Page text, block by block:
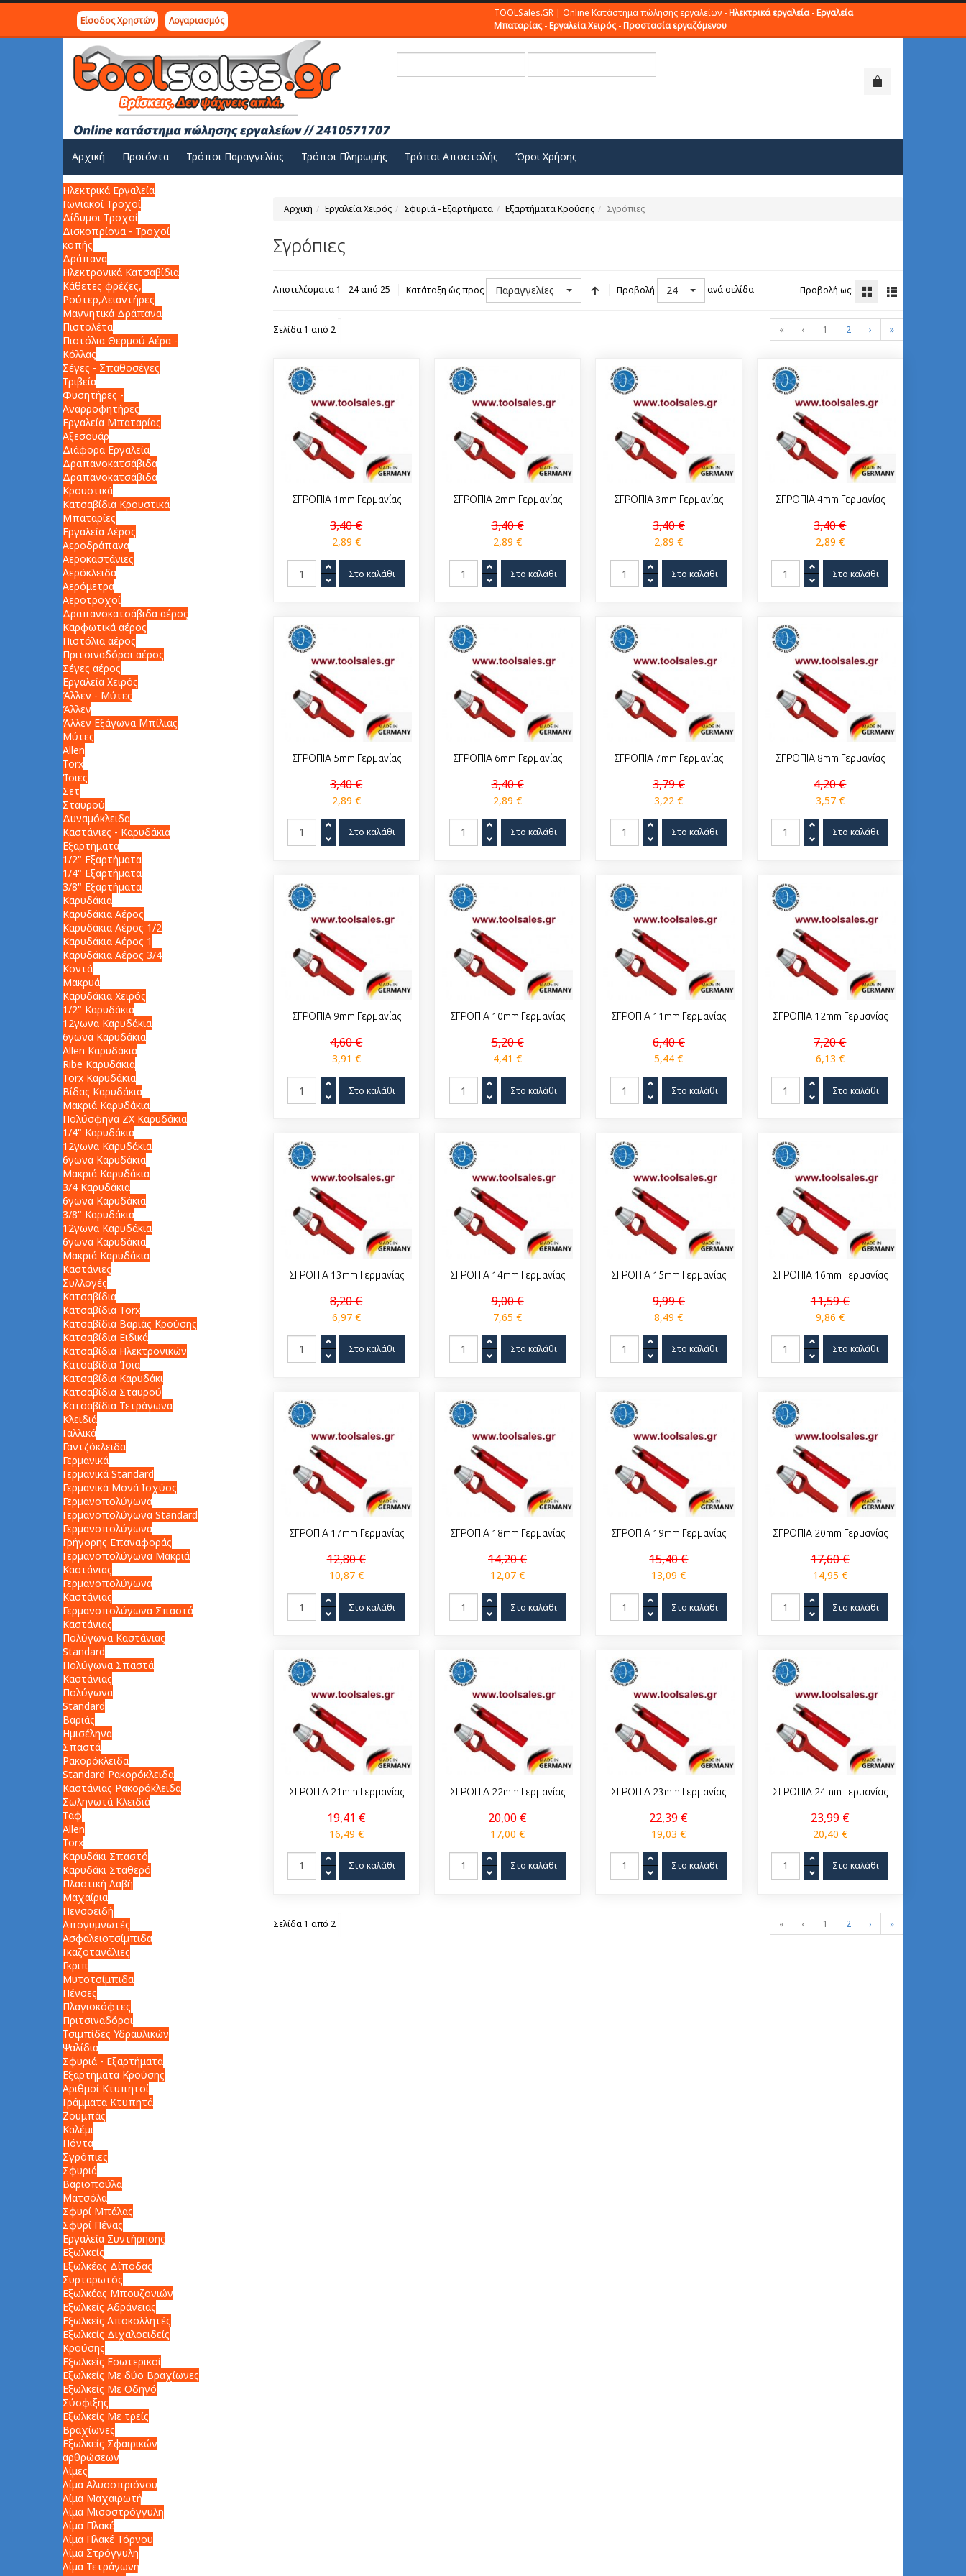
Είσοδος Χρηστών Λογαριασμός
TOOLSales.GR | Online Κατάστημα πώλησης εργαλείων -Ηλεκτρικά εργαλεία-Εργαλεία
Μπαταρίας-Εργαλεία Χειρός-Προστασία εργαζόμενου
Αρχική Προϊόντα Τρόποι Παραγγελίας Τρόποι Πληρωμής Τρόποι Αποστολής Όροι Χρήσης
Αρχική Εργαλεία Χειρός Σφυριά - Εξαρτήματα Εξαρτήματα Κρούσης Σγρόπιες
Σγρόπιες
Αποτελέσματα 1 - 24 από 25 Κατάταξη ώς προς Παραγγελίες Προβολή 24 ανά σελίδα Προβολή ως:
Σελίδα 1 από 2 « ‹ 1 2 › »
ΣΓΡΟΠΙΑ 1mm Γερμανίας
3,40 €
2,89 €
ΣΓΡΟΠΙΑ 2mm Γερμανίας
3,40 €
2,89 €
ΣΓΡΟΠΙΑ 3mm Γερμανίας
3,40 €
2,89 €
ΣΓΡΟΠΙΑ 4mm Γερμανίας
3,40 €
2,89 €
ΣΓΡΟΠΙΑ 5mm Γερμανίας
3,40 €
2,89 €
ΣΓΡΟΠΙΑ 6mm Γερμανίας
3,40 €
2,89 €
ΣΓΡΟΠΙΑ 7mm Γερμανίας
3,79 €
3,22 €
ΣΓΡΟΠΙΑ 8mm Γερμανίας
4,20 €
3,57 €
ΣΓΡΟΠΙΑ 9mm Γερμανίας
4,60 €
3,91 €
ΣΓΡΟΠΙΑ 10mm Γερμανίας
5,20 €
4,41 €
ΣΓΡΟΠΙΑ 11mm Γερμανίας
6,40 €
5,44 €
ΣΓΡΟΠΙΑ 12mm Γερμανίας
7,20 €
6,13 €
ΣΓΡΟΠΙΑ 13mm Γερμανίας
8,20 €
6,97 €
ΣΓΡΟΠΙΑ 14mm Γερμανίας
9,00 €
7,65 €
ΣΓΡΟΠΙΑ 15mm Γερμανίας
9,99 €
8,49 €
ΣΓΡΟΠΙΑ 16mm Γερμανίας
11,59 €
9,86 €
ΣΓΡΟΠΙΑ 17mm Γερμανίας
12,80 €
10,87 €
ΣΓΡΟΠΙΑ 18mm Γερμανίας
14,20 €
12,07 €
ΣΓΡΟΠΙΑ 19mm Γερμανίας
15,40 €
13,09 €
ΣΓΡΟΠΙΑ 20mm Γερμανίας
17,60 €
14,95 €
ΣΓΡΟΠΙΑ 21mm Γερμανίας
19,41 €
16,49 €
ΣΓΡΟΠΙΑ 22mm Γερμανίας
20,00 €
17,00 €
ΣΓΡΟΠΙΑ 23mm Γερμανίας
22,39 €
19,03 €
ΣΓΡΟΠΙΑ 24mm Γερμανίας
23,99 €
20,40 €
Σελίδα 1 από 2 « ‹ 1 2 › »
Ηλεκτρικά Εργαλεία
Γωνιακοί Τροχοί
Δίδυμοι Τροχοί
Δισκοπρίονα - Τροχοί
κοπής
Δράπανα
Ηλεκτρονικά Κατσαβίδια
Κάθετες φρέζες,
Ρούτερ,Λειαντήρες
Μαγνητικά Δράπανα
Πιστολέτα
Πιστόλια Θερμού Αέρα -
Κόλλας
Σέγες - Σπαθοσέγες
Τριβεία
Φυσητήρες -
Αναρροφητήρες
Εργαλεία Μπαταρίας
Αξεσουάρ
Διάφορα Εργαλεία
Δραπανοκατσάβιδα
Δραπανοκατσάβιδα
Κρουστικά
Κατσαβίδια Κρουστικά
Μπαταρίες
Εργαλεία Αέρος
Αεροδράπανα
Αεροκαστάνιες
Αερόκλειδα
Αερόμετρα
Αεροτροχοί
Δραπανοκατσάβιδα αέρος
Καρφωτικά αέρος
Πιστόλια αέρος
Πριτσιναδόροι αέρος
Σέγες αέρος
Εργαλεία Χειρός
Άλλεν - Μύτες
Άλλεν
Άλλεν Εξάγωνα Μπίλιας
Μύτες
Allen
Torx
Ίσιες
Σετ
Σταυρού
Δυναμόκλειδα
Καστάνιες - Καρυδάκια
Εξαρτήματα
1/2" Εξαρτήματα
1/4" Εξαρτήματα
3/8" Εξαρτήματα
Καρυδάκια
Καρυδάκια Αέρος
Καρυδάκια Αέρος 1/2
Καρυδάκια Αέρος 1
Καρυδάκια Αέρος 3/4
Κοντά
Μακρυά
Καρυδάκια Χειρός
1/2" Καρυδάκια
12γωνα Καρυδάκια
6γωνα Καρυδάκια
Allen Καρυδάκια
Ribe Καρυδάκια
Torx Καρυδάκια
Βίδας Καρυδάκια
Μακριά Καρυδάκια
Πολύσφηνα ZX Καρυδάκια
1/4" Καρυδάκια
12γωνα Καρυδάκια
6γωνα Καρυδάκια
Μακριά Καρυδάκια
3/4 Καρυδάκια
6γωνα Καρυδάκια
3/8" Καρυδάκια
12γωνα Καρυδάκια
6γωνα Καρυδάκια
Μακριά Καρυδάκια
Καστάνιες
Συλλογές
Κατσαβίδια
Κατσαβίδια Torx
Κατσαβίδια Βαριάς Κρούσης
Κατσαβίδια Ειδικά
Κατσαβίδια Ηλεκτρονικών
Κατσαβίδια Ίσια
Κατσαβίδια Καρυδάκι
Κατσαβίδια Σταυρού
Κατσαβίδια Τετράγωνα
Κλειδιά
Γαλλικά
Γαντζόκλειδα
Γερμανικά
Γερμανικά Standard
Γερμανικά Μονά Ισχύος
Γερμανοπολύγωνα
Γερμανοπολύγωνα Standard
Γερμανοπολύγωνα
Γρήγορης Επαναφοράς
Γερμανοπολύγωνα Μακριά
Καστάνιας
Γερμανοπολύγωνα
Καστάνιας
Γερμανοπολύγωνα Σπαστά
Καστάνιας
Πολύγωνα Καστάνιας
Standard
Πολύγωνα Σπαστά
Καστάνιας
Πολύγωνα
Standard
Βαριάς
Ημισέληνα
Σπαστά
Ρακορόκλειδα
Standard Ρακορόκλειδα
Καστάνιας Ρακορόκλειδα
Σωληνωτά Κλειδιά
Ταφ
Allen
Torx
Καρυδάκι Σπαστό
Καρυδάκι Σταθερό
Πλαστική Λαβή
Μαχαίρια
Πενσοειδή
Απογυμνωτές
Ασφαλειοτσίμπιδα
Γκαζοτανάλιες
Γκριπ
Μυτοτσίμπιδα
Πένσες
Πλαγιοκόφτες
Πριτσιναδόροι
Τσιμπίδες Υδραυλικών
Ψαλίδια
Σφυριά - Εξαρτήματα
Εξαρτήματα Κρούσης
Αριθμοί Κτυπητοί
Γράμματα Κτυπητά
Ζουμπάς
Καλέμι
Πόντα
Σγρόπιες
Σφυριά
Βαριοπούλα
Ματσόλα
Σφυρί Μπάλας
Σφυρί Πένας
Εργαλεία Συντήρησης
Εξωλκείς
Εξωλκέας Δίποδας
Συρταρωτός
Εξωλκέας Μπουζονιών
Εξωλκείς Αδράνειας
Εξωλκείς Αποκολλητές
Εξωλκείς Διχαλοειδείς
Κρούσης
Εξωλκείς Εσωτερικοί
Εξωλκείς Με δύο Βραχίωνες
Εξωλκείς Με Οδηγό
Σύσφιξης
Εξωλκείς Με τρείς
Βραχίωνες
Εξωλκείς Σφαιρικών
αρθρώσεων
Λίμες
Λίμα Αλυσοπριόνου
Λίμα Μαχαιρωτή
Λίμα Μισοστρόγγυλη
Λίμα Πλακέ
Λίμα Πλακέ Τόρνου
Λίμα Στρόγγυλη
Λίμα Τετράγωνη